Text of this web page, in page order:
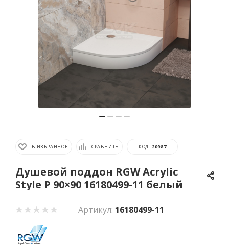
В ИЗБРАННОЕ СРАВНИТЬ КОД: 20987
Душевой поддон RGW Acrylic
Style P 90×90 16180499-11 белый
Артикул: 16180499-11